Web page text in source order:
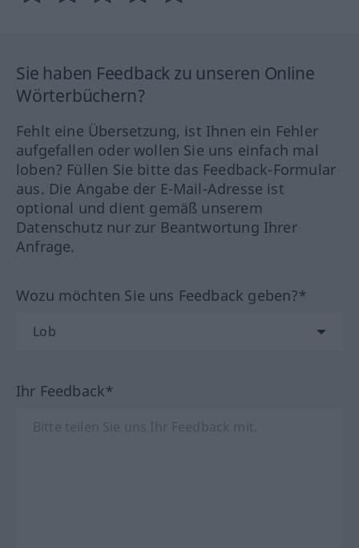
Sie haben Feedback zu unseren Online
Wörterbüchern?
Fehlt eine Übersetzung, ist Ihnen ein Fehler
aufgefallen oder wollen Sie uns einfach mal
loben? Füllen Sie bitte das Feedback-Formular
aus. Die Angabe der E-Mail-Adresse ist
optional und dient gemäß unserem
Datenschutz nur zur Beantwortung Ihrer
Anfrage.
Wozu möchten Sie uns Feedback geben?*
Ihr Feedback*